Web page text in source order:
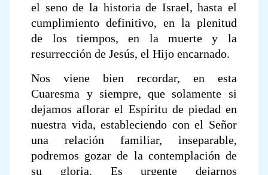
el seno de la historia de Israel, hasta el
cumplimiento definitivo, en la plenitud
de los tiempos, en la muerte y la
resurrección de Jesús, el Hijo encarnado.
Nos viene bien recordar, en esta
Cuaresma y siempre, que solamente si
dejamos aflorar el Espíritu de piedad en
nuestra vida, estableciendo con el Señor
una relación familiar, inseparable,
podremos gozar de la contemplación de
su gloria. Es urgente dejarnos